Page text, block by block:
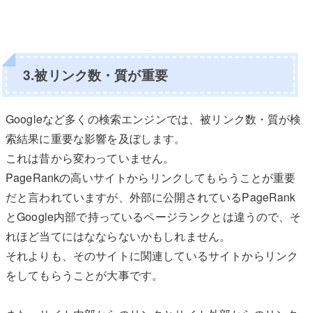
3.被リンク数・質が重要
Googleなど多くの検索エンジンでは、被リンク数・質が検
索結果に重要な影響を及ぼします。
これは昔から変わっていません。
PageRankの高いサイトからリンクしてもらうことが重要
だと言われていますが、外部に公開されているPageRank
とGoogle内部で持っているページランクとは違うので、そ
れほど当てにはなならないかもしれません。
それよりも、そのサイトに関連しているサイトからリンク
をしてもらうことが大事です。